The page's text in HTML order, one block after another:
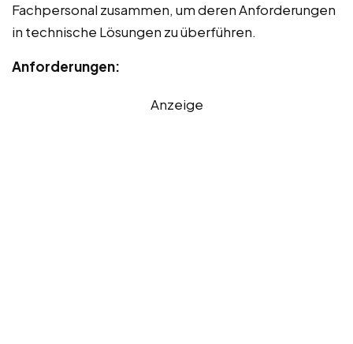
Fachpersonal zusammen, um deren Anforderungen
in technische Lösungen zu überführen.
Anforderungen:
Anzeige